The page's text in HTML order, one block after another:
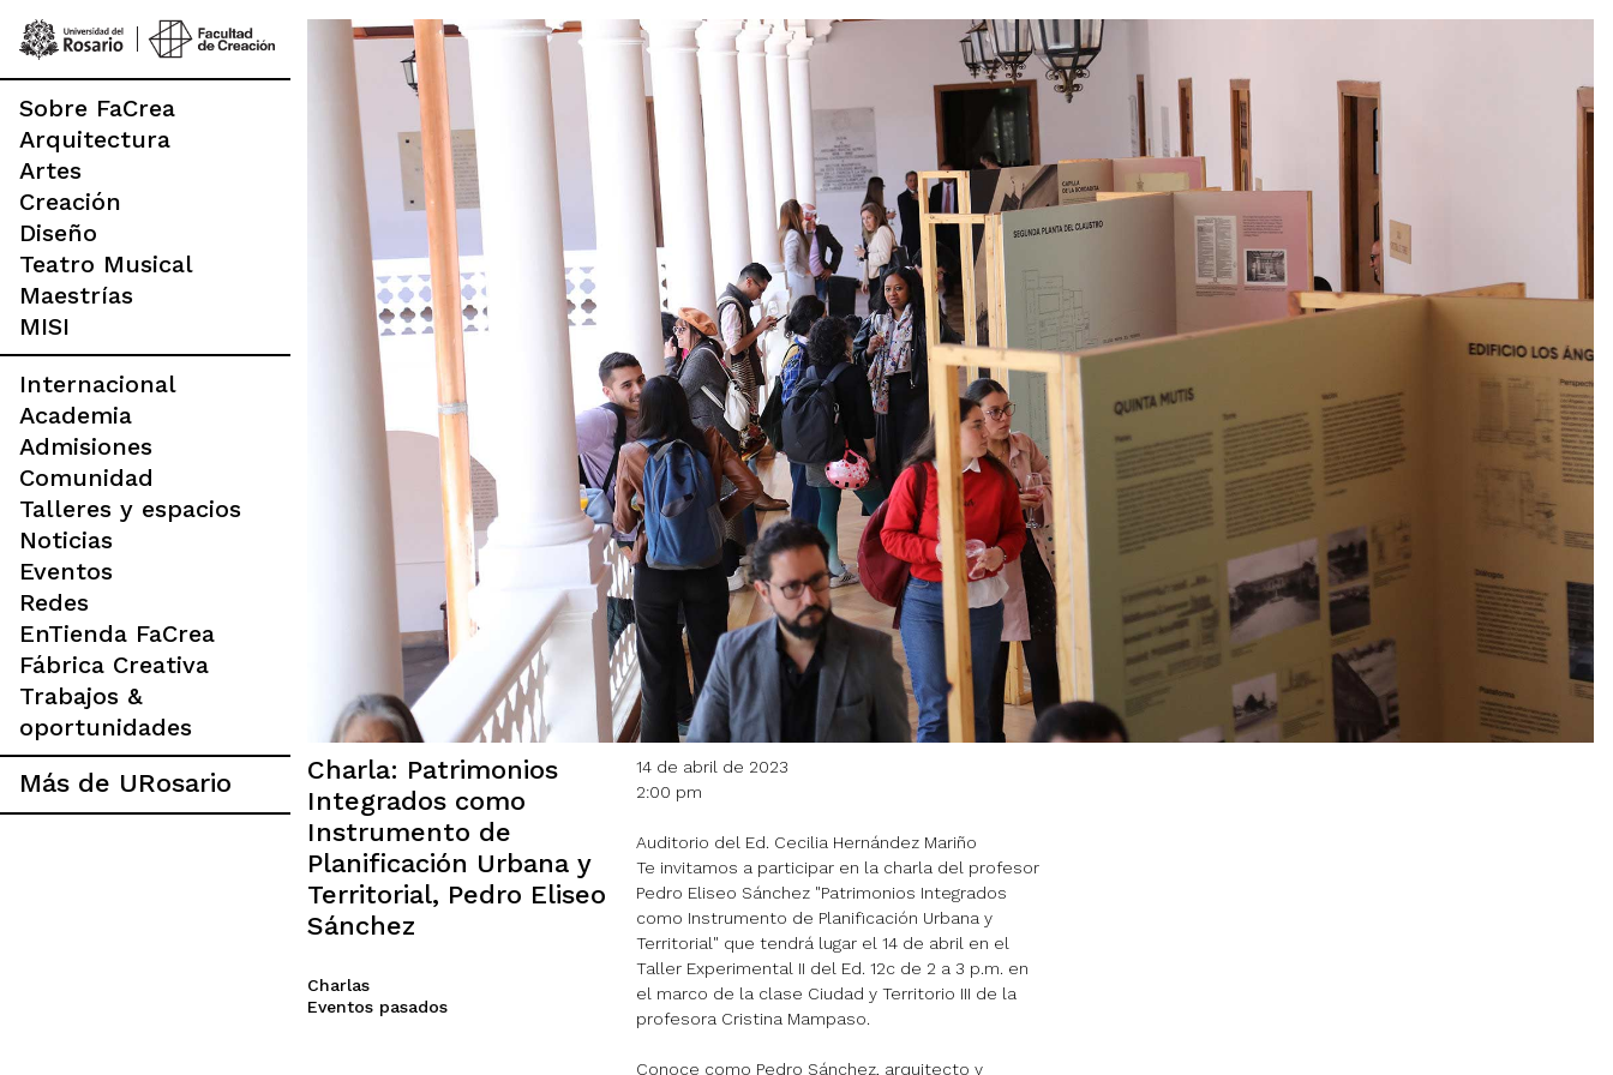
Main navigation
Sobre FaCrea
Arquitectura
Artes
Creación
Diseño
Teatro Musical
Maestrías
MISI
Internacional
Academia
Admisiones
Comunidad
Talleres y espacios
Noticias
Eventos
Redes
EnTienda FaCrea
Fábrica Creativa
Trabajos &
oportunidades
Más de URosario
Charla: Patrimonios
Integrados como
Instrumento de
Planificación Urbana y
Territorial, Pedro Eliseo
Sánchez
Charlas
Eventos pasados
14 de abril de 2023
2:00 pm
Auditorio del Ed. Cecilia Hernández Mariño
Te invitamos a participar en la charla del profesor
Pedro Eliseo Sánchez "Patrimonios Integrados
como Instrumento de Planificación Urbana y
Territorial" que tendrá lugar el 14 de abril en el
Taller Experimental II del Ed. 12c de 2 a 3 p.m. en
el marco de la clase Ciudad y Territorio III de la
profesora Cristina Mampaso.
Conoce como Pedro Sánchez, arquitecto y